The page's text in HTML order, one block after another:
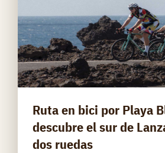
Ruta en bici por Playa
descubre el sur de
dos ruedas